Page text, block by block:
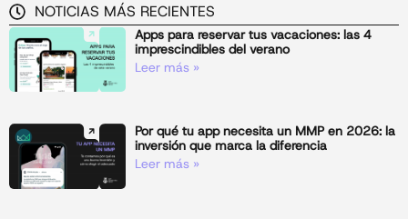
NOTICIAS MÁS RECIENTES
Apps para reservar tus vacaciones: las 4
imprescindibles del verano
Leer más »
Por qué tu app necesita un MMP en 2026: la
inversión que marca la diferencia
Leer más »